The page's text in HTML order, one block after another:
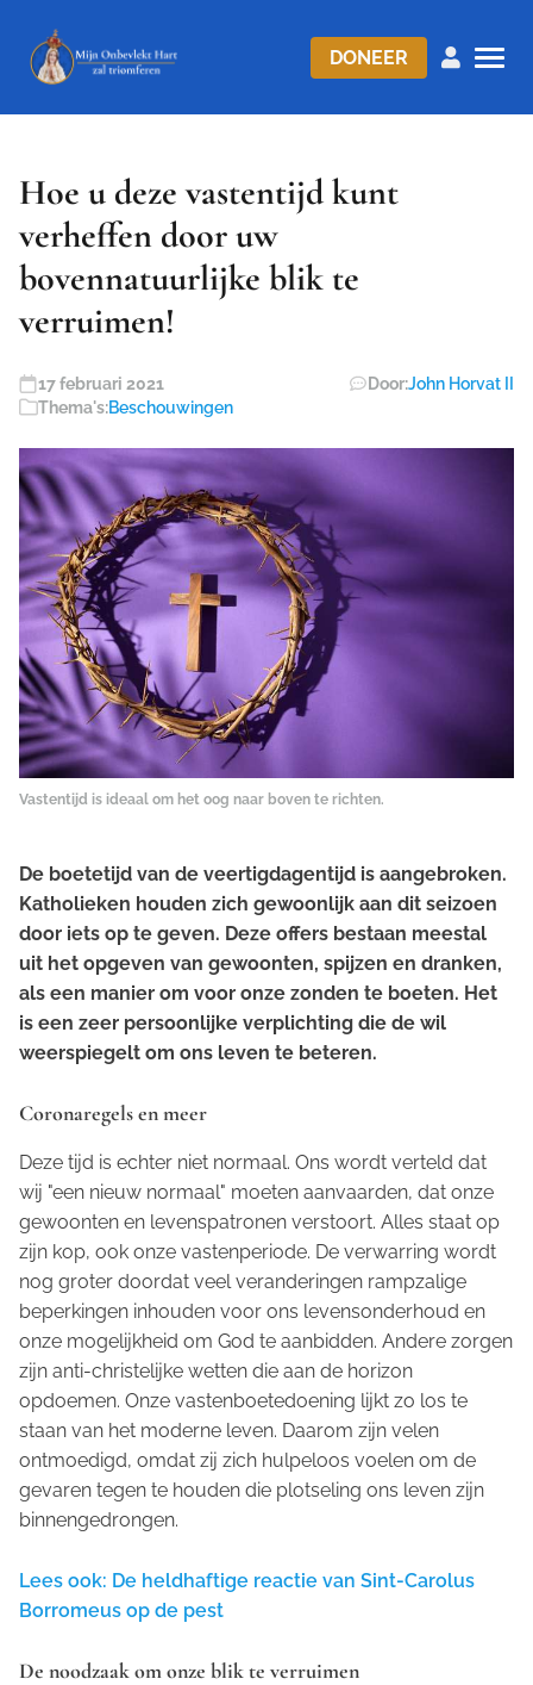
DONEER
Hoe u deze vastentijd kunt
verheffen door uw
bovennatuurlijke blik te
verruimen!
17 februari 2021 Door:John Horvat II
Thema's:Beschouwingen
Vastentijd is ideaal om het oog naar boven te richten.
De boetetijd van de veertigdagentijd is aangebroken.
Katholieken houden zich gewoonlijk aan dit seizoen
door iets op te geven. Deze offers bestaan meestal
uit het opgeven van gewoonten, spijzen en dranken,
als een manier om voor onze zonden te boeten. Het
is een zeer persoonlijke verplichting die de wil
weerspiegelt om ons leven te beteren.
Coronaregels en meer
Deze tijd is echter niet normaal. Ons wordt verteld dat
wij "een nieuw normaal" moeten aanvaarden, dat onze
gewoonten en levenspatronen verstoort. Alles staat op
zijn kop, ook onze vastenperiode. De verwarring wordt
nog groter doordat veel veranderingen rampzalige
beperkingen inhouden voor ons levensonderhoud en
onze mogelijkheid om God te aanbidden. Andere zorgen
zijn anti-christelijke wetten die aan de horizon
opdoemen. Onze vastenboetedoening lijkt zo los te
staan van het moderne leven. Daarom zijn velen
ontmoedigd, omdat zij zich hulpeloos voelen om de
gevaren tegen te houden die plotseling ons leven zijn
binnengedrongen.
Lees ook: De heldhaftige reactie van Sint-Carolus
Borromeus op de pest
De noodzaak om onze blik te verruimen